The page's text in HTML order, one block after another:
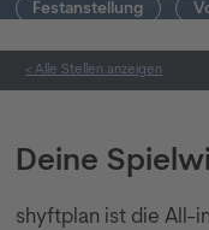
Festanstellung
< Alle Stellen anzeigen
Deine
shyftplan ist die All-